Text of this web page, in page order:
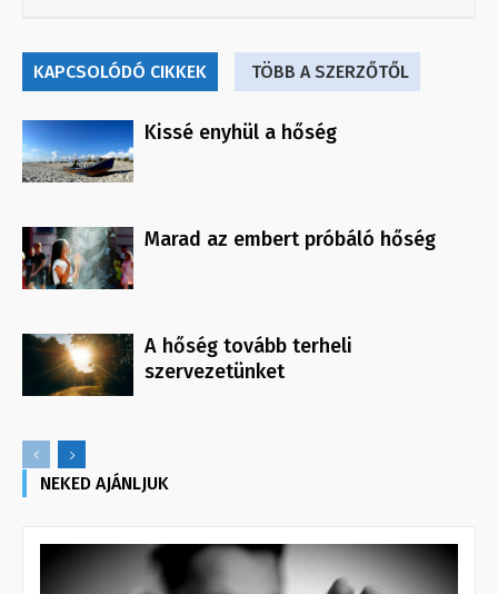
KAPCSOLÓDÓ CIKKEK TÖBB A SZERZŐTŐL
Kissé enyhül a hőség
Marad az embert próbáló hőség
A hőség tovább terheli
szervezetünket
NEKED AJÁNLJUK